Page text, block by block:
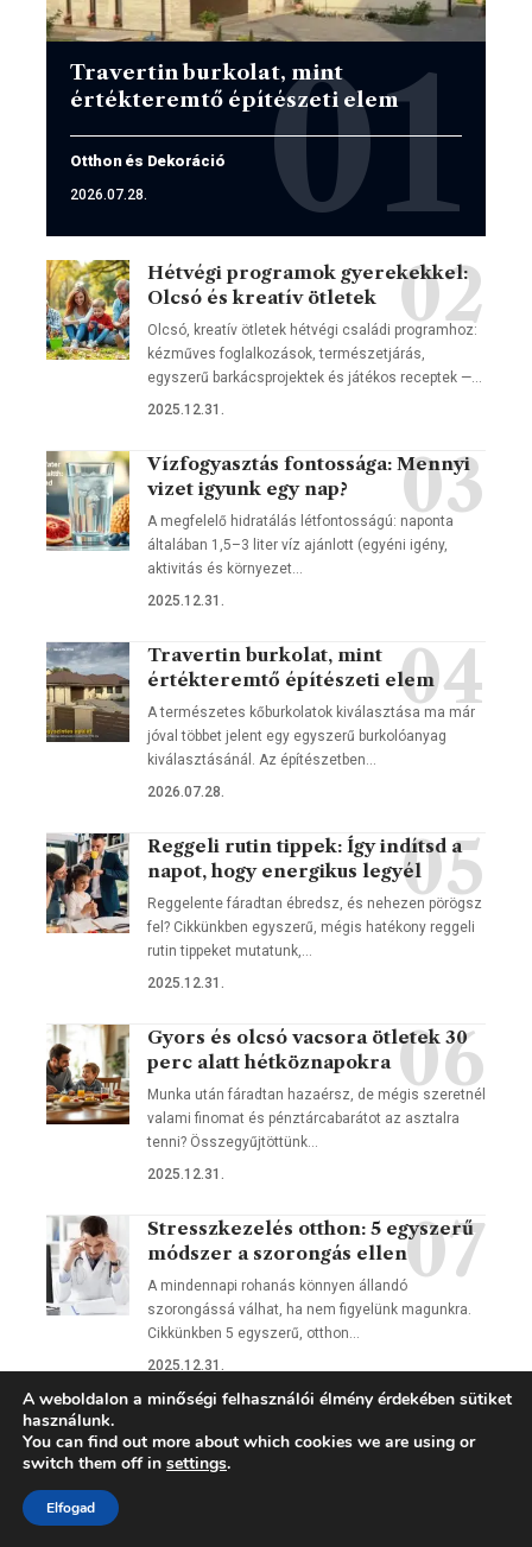
Travertin burkolat, mint
értékteremtő építészeti elem
Otthon és Dekoráció
2026.07.28.
Hétvégi programok gyerekekkel:
Olcsó és kreatív ötletek
Olcsó, kreatív ötletek hétvégi családi programhoz:
kézműves foglalkozások, természetjárás,
egyszerű barkácsprojektek és játékos receptek —…
2025.12.31.
Vízfogyasztás fontossága: Mennyi
vizet igyunk egy nap?
A megfelelő hidratálás létfontosságú: naponta
általában 1,5–3 liter víz ajánlott (egyéni igény,
aktivitás és környezet…
2025.12.31.
Travertin burkolat, mint
értékteremtő építészeti elem
A természetes kőburkolatok kiválasztása ma már
jóval többet jelent egy egyszerű burkolóanyag
kiválasztásánál. Az építészetben…
2026.07.28.
Reggeli rutin tippek: Így indítsd a
napot, hogy energikus legyél
Reggelente fáradtan ébredsz, és nehezen pörögsz
fel? Cikkünkben egyszerű, mégis hatékony reggeli
rutin tippeket mutatunk,…
2025.12.31.
Gyors és olcsó vacsora ötletek 30
perc alatt hétköznapokra
Munka után fáradtan hazaérsz, de mégis szeretnél
valami finomat és pénztárcabarátot az asztalra
tenni? Összegyűjtöttünk…
2025.12.31.
Stresszkezelés otthon: 5 egyszerű
módszer a szorongás ellen
A mindennapi rohanás könnyen állandó
szorongássá válhat, ha nem figyelünk magunkra.
Cikkünkben 5 egyszerű, otthon…
2025.12.31.
Pomodoro-módszer és társai
Szeretnél kevesebb stresszel, mégis
A weboldalon a minőségi felhasználói élmény érdekében sütiket
használunk.
You can find out more about which cookies we are using or
switch them off in settings.
Elfogad